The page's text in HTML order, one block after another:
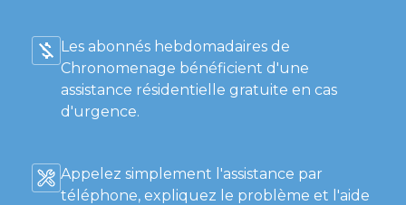
Les abonnés hebdomadaires de
Chronomenage bénéficient d'une
assistance résidentielle gratuite en cas
d'urgence.
Appelez simplement l'assistance par
téléphone, expliquez le problème et l'aide